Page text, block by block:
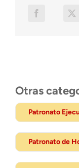
Otras
Patronato
Patronato de